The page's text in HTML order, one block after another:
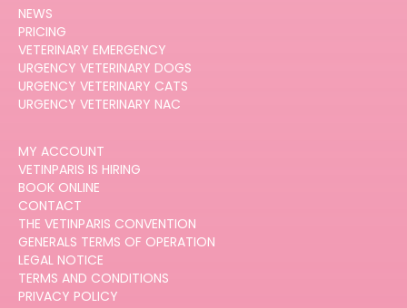
NEWS
PRICING
VETERINARY EMERGENCY
URGENCY VETERINARY DOGS
URGENCY VETERINARY CATS
URGENCY VETERINARY NAC
MY ACCOUNT
VETINPARIS IS HIRING
BOOK ONLINE
CONTACT
THE VETINPARIS CONVENTION
GENERALS TERMS OF OPERATION
LEGAL NOTICE
TERMS AND CONDITIONS
PRIVACY POLICY